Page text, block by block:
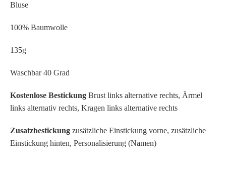
Bluse
100% Baumwolle
135g
Waschbar 40 Grad
Kostenlose Bestickung Brust links alternative rechts, Ärmel
links alternativ rechts, Kragen links alternative rechts
Zusatzbestickung zusätzliche Einstickung vorne, zusätzliche
Einstickung hinten, Personalisierung (Namen)